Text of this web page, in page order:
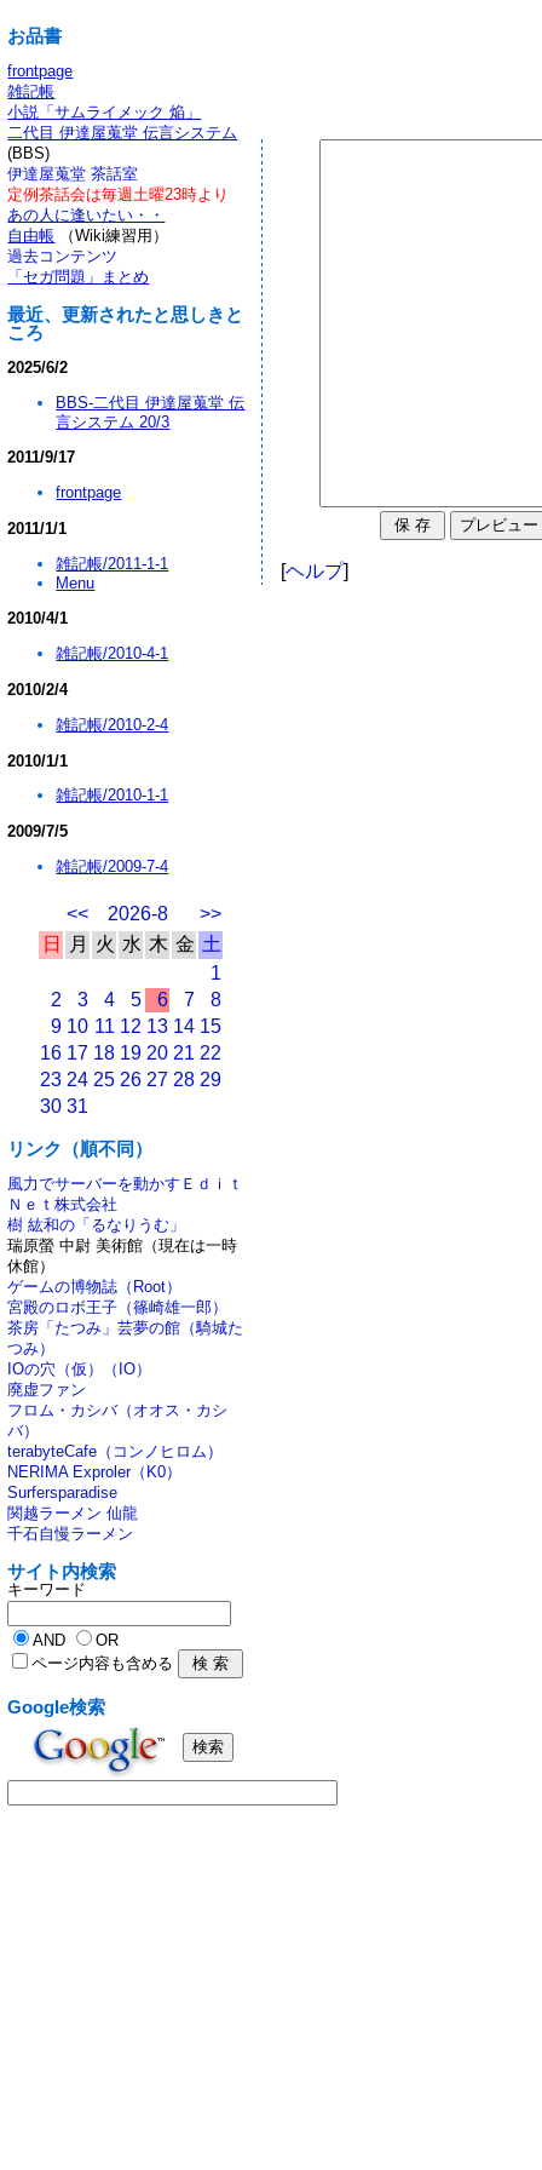
[ヘルプ]
お品書
frontpage
雑記帳
小説「サムライメック 焔」
二代目 伊達屋蒐堂 伝言システム
(BBS)
伊達屋蒐堂 茶話室
定例茶話会は毎週土曜23時より
あの人に逢いたい・・
自由帳 （Wiki練習用）
過去コンテンツ
「セガ問題」まとめ
最近、更新されたと思しきと
ころ
2025/6/2
BBS-二代目 伊達屋蒐堂 伝
言システム 20/3
2011/9/17
frontpage
2011/1/1
雑記帳/2011-1-1
Menu
2010/4/1
雑記帳/2010-4-1
2010/2/4
雑記帳/2010-2-4
2010/1/1
雑記帳/2010-1-1
2009/7/5
雑記帳/2009-7-4
<< 2026-8
>>
日
月 火 水 木 金 土
1
2
3 4 5 6 7
8
9 10 11 12 13 14 15
16 17 18 19 20 21 22
23 24 25 26 27 28 29
30 31
リンク（順不同）
風力でサーバーを動かすＥｄｉｔ
Ｎｅｔ株式会社
樹 紘和の「るなりうむ」
瑞原螢 中尉 美術館（現在は一時
休館）
ゲームの博物誌（Root）
宮殿のロボ王子（篠崎雄一郎）
茶房「たつみ」芸夢の館（騎城た
つみ）
IOの穴（仮）（IO）
廃虚ファン
フロム・カシバ（オオス・カシ
バ）
terabyteCafe（コンノヒロム）
NERIMA Exproler（K0）
Surfersparadise
関越ラーメン 仙龍
千石自慢ラーメン
サイト内検索
キーワード
AND
OR
ページ内容も含める
Google検索